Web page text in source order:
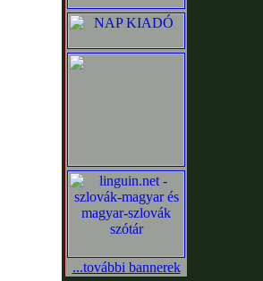
...további bannerek